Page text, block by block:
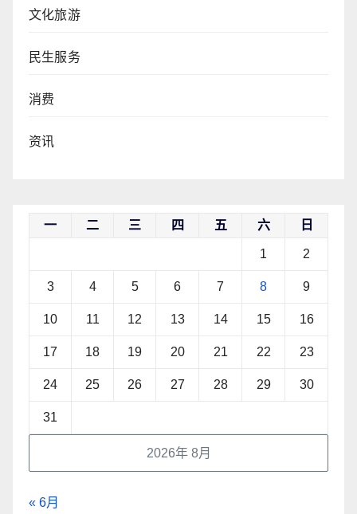
文化旅游
民生服务
消费
资讯
2026年 8月
一 二 三 四 五 六 日
1 2
3 4 5 6 7 8 9
10 11 12 13 14 15 16
17 18 19 20 21 22 23
24 25 26 27 28 29 30
31
« 6月